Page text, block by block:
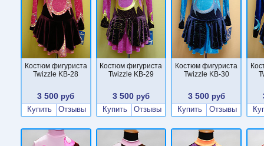
Костюм фигуриста
Twizzle KB-28
3 500 руб
Купить
Отзывы
Костюм фигуриста
Twizzle KB-29
3 500 руб
Купить
Отзывы
Костюм фигуриста
Twizzle KB-30
3 500руб
Купить
Отзывы